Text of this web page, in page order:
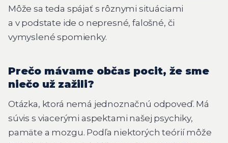
Môže sa teda spájať s rôznymi situáciami
a v podstate ide o nepresné, falošné, či
vymyslené spomienky.
Prečo mávame občas pocit, že sme
niečo už zažili?
Otázka, ktorá nemá jednoznačnú odpoveď. Má
súvis s viacerými aspektami našej psychiky,
pamäte a mozgu. Podľa niektorých teórií môže